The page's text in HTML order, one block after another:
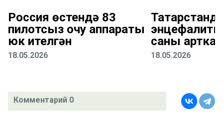
Россия өстендә 83
пилотсыз очу аппараты
юк ителгән
18.05.2026
саны арткан
18.05.2026
Комментарий 0